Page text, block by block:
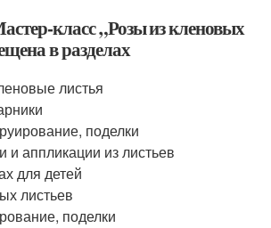
класс „Розы из кленовых
в разделах
листья
поделки
и аппликации из листьев
для детей
листьев
поделки